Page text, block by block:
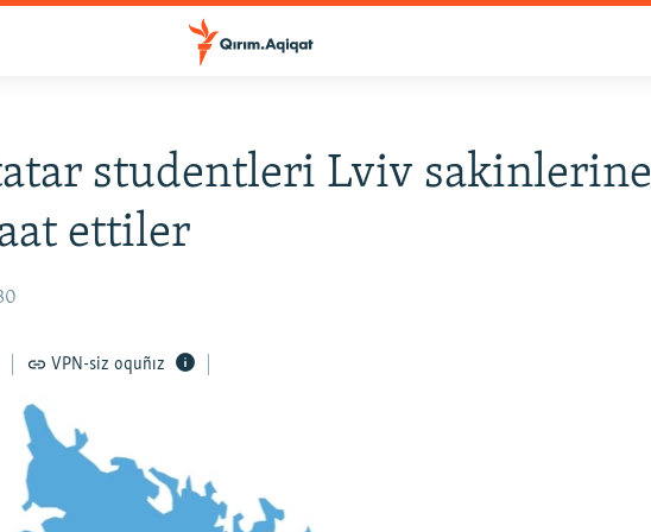
studentleri Lviv sakinlerine
ettiler
VPN-siz oquñız